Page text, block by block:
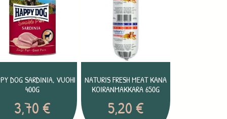
DOG SARDINIA, VUOHI
400G
3,70€
NATURIS FRESH MEAT KANA
KOIRANMAKKARA 650G
5,20€